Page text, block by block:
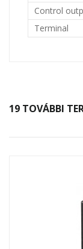
Control
Terminal
19 TOVÁBBI